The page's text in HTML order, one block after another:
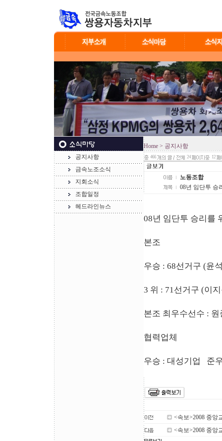
공지사항
금속노조소식
지회소식
조합일정
헤드라인뉴스
Home > 공지사항
466 24 12
노동조합
08년 임단투 승
08년 임단투 승리를
본조
우승 : 68선거구 (윤
3 위 : 71선거구 (이
본조 최우수선수 :
협력업체
우승 : 대성기업 준
<속보>2008 중앙
<속보>2008 중앙